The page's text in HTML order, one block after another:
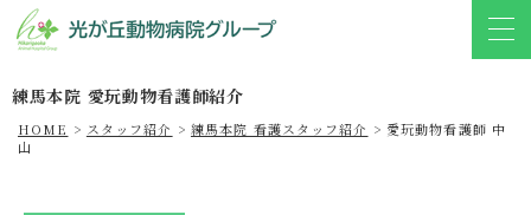
練⾺本院 愛玩動物看護師紹介
HOME > スタッフ紹介 > 練⾺本院 看護スタッフ紹介 > 愛玩動物看護師 中
山